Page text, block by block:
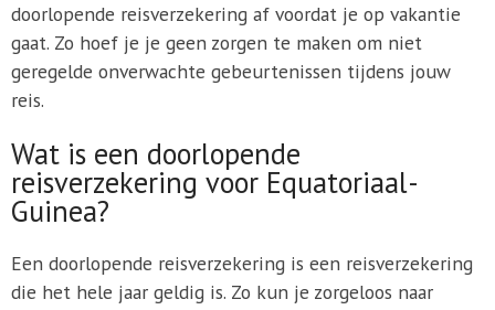
doorlopende reisverzekering af voordat je op vakantie
gaat. Zo hoef je je geen zorgen te maken om niet
geregelde onverwachte gebeurtenissen tijdens jouw
reis.
Wat is een doorlopende
reisverzekering voor Equatoriaal-
Guinea?
Een doorlopende reisverzekering is een reisverzekering
die het hele jaar geldig is. Zo kun je zorgeloos naar